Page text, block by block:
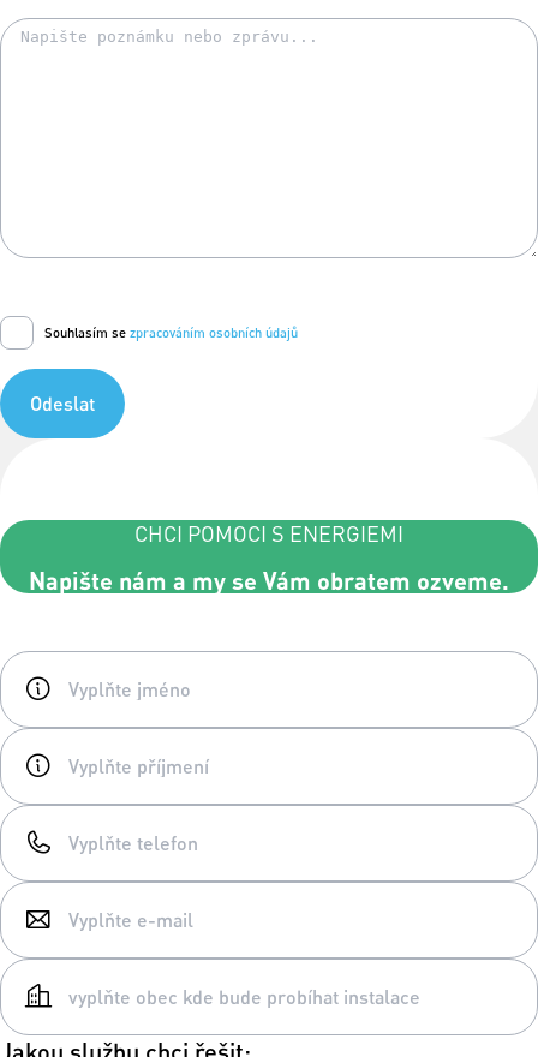
Souhlasím se zpracováním osobních údajů
Odeslat
CHCI POMOCI S ENERGIEMI
Napište nám a my se Vám obratem ozveme.
Jakou službu chci řešit: